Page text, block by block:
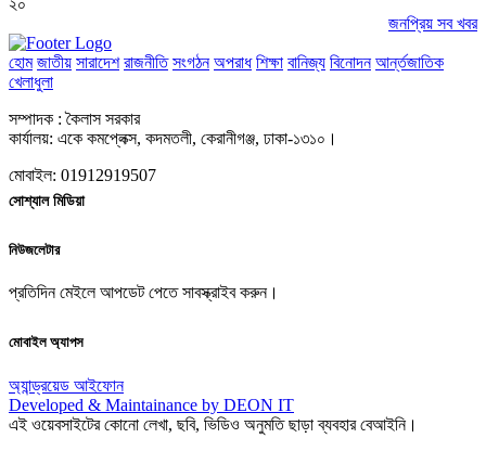
২০
জনপ্রিয় সব খবর
হোম জাতীয় সারাদেশ রাজনীতি সংগঠন অপরাধ শিক্ষা বানিজ্য বিনোদন আর্ন্তজাতিক
খেলাধুলা
সম্পাদক : কৈলাস সরকার
কার্যালয়: একে কমপ্লেক্স, কদমতলী, কেরানীগঞ্জ, ঢাকা-১৩১০।
মোবাইল: 01912919507
সোশ্যাল মিডিয়া
নিউজলেটার
প্রতিদিন মেইলে আপডেট পেতে সাবস্ক্রাইব করুন।
মোবাইল অ্যাপস
অ্যান্ড্রয়েড আইফোন
Developed & Maintainance by DEON IT
এই ওয়েবসাইটের কোনো লেখা, ছবি, ভিডিও অনুমতি ছাড়া ব্যবহার বেআইনি।